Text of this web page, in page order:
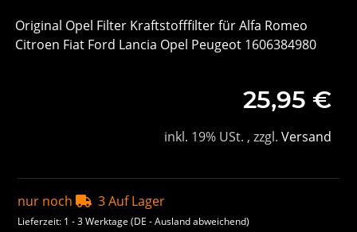
Original Opel Filter Kraftstofffilter für Alfa Romeo
Citroen Fiat Ford Lancia Opel Peugeot 1606384980
25,95 €
inkl. 19% USt. , zzgl. Versand
nur noch 3 Auf Lager
Lieferzeit: 1 - 3 Werktage(DE - Ausland abweichend)